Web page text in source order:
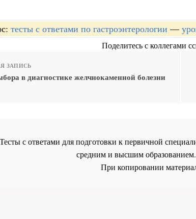
тесты с ответами по гастроэнтерологии —
Поделитесь с коллегами
ЗАПИСЬ
в диагностике желчнокаменной болезни
с ответами для подготовки к первичной
средним и высшим
При копировании